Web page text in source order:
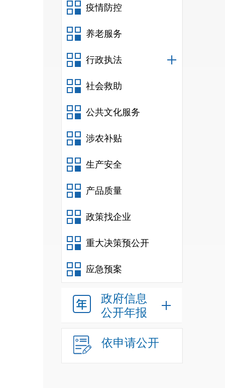
疫情防控
养老服务
行政执法
社会救助
公共文化服务
涉农补贴
生产安全
产品质量
政策找企业
重大决策预公开
应急预案
政府信息
公开年报
依申请公开